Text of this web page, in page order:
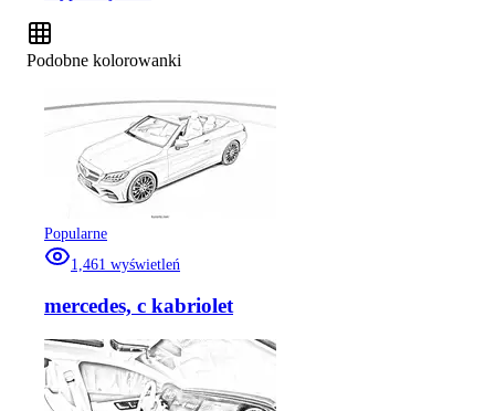
Podobne kolorowanki
Popularne
1,461 wyświetleń
mercedes, c kabriolet